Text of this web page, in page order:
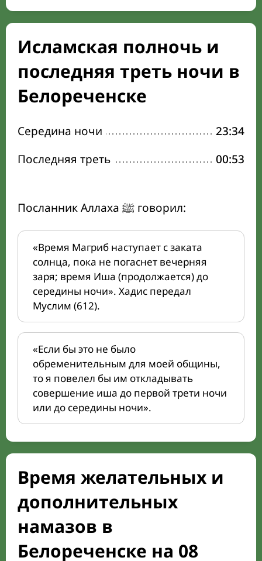
Исламская полночь и
последняя треть ночи в
Белореченске
Середина ночи
23:34
Последняя треть
00:53
Посланник Аллаха ﷺ говорил:
«Время Магриб наступает с заката
солнца, пока не погаснет вечерняя
заря; время Иша (продолжается) до
середины ночи». Хадис передал
Муслим (612).
«Если бы это не было
обременительным для моей общины,
то я повелел бы им откладывать
совершение иша до первой трети ночи
или до середины ночи».
Время желательных и
дополнительных
намазов в
Белореченске на 08